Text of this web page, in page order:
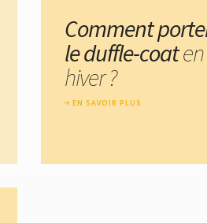
Comment
le duffle-coaten
hiver ?
EN SAVOIR PLUS